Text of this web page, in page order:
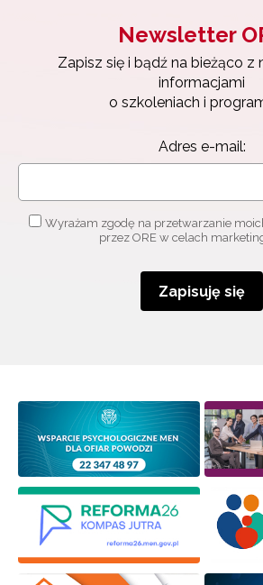
Newsletter
Zapisz się i bądź na bieżąco z
informacjami
o szkoleniach i
Adres e-mail:
Wyrażam zgodę na przetwarzanie
przez ORE w celach
Zapisuję się